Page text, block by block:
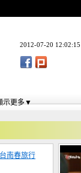
2012-07-20 12:02:15
南春旅行